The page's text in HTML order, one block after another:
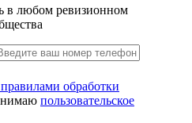
в любом ревизионном
правилами обработки
пользовательское